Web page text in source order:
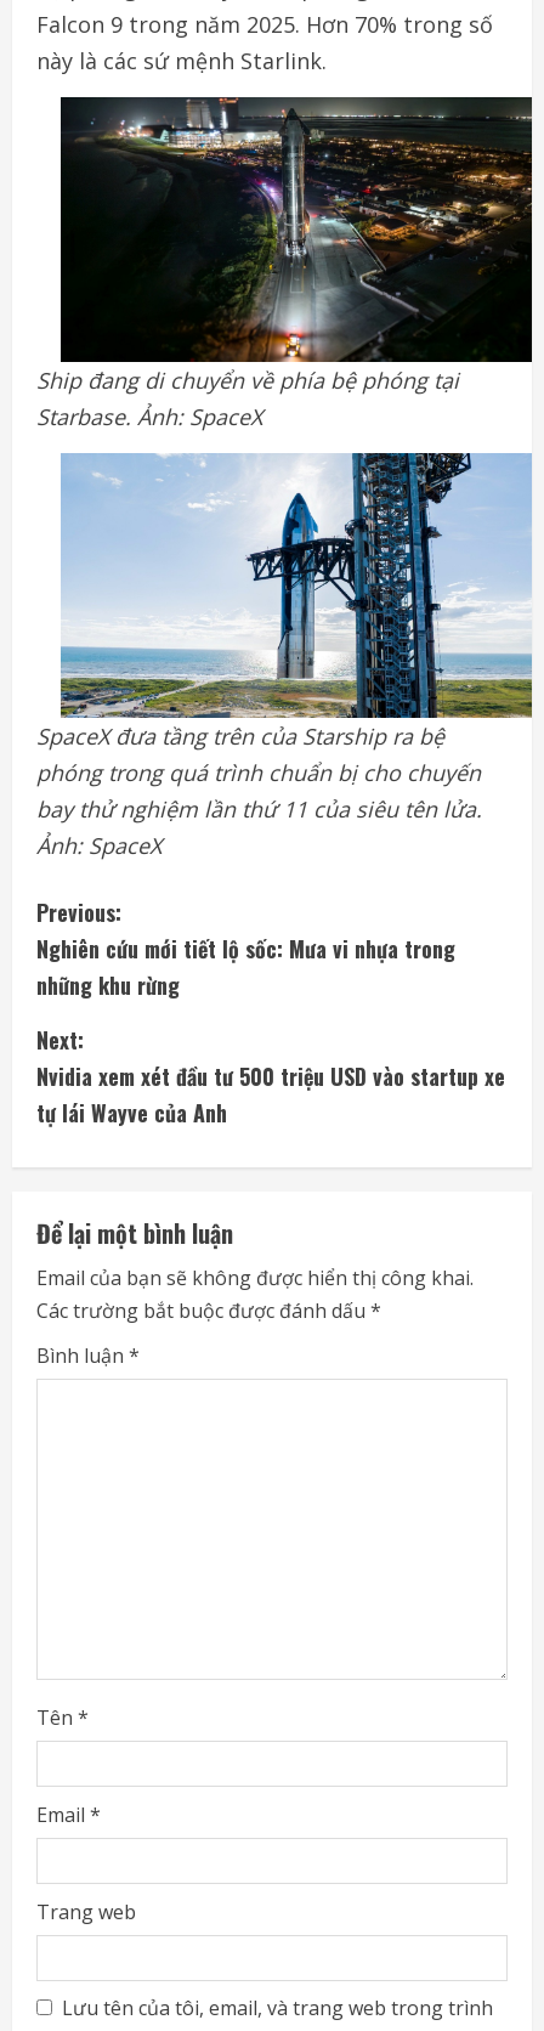
Falcon 9 trong năm 2025. Hơn 70% trong số
này là các sứ mệnh Starlink.
Ship đang di chuyển về phía bệ phóng tại
Starbase. Ảnh: SpaceX
SpaceX đưa tầng trên của Starship ra bệ
phóng trong quá trình chuẩn bị cho chuyến
bay thử nghiệm lần thứ 11 của siêu tên lửa.
Ảnh: SpaceX
C
o
n
t
i
n
u
e
R
e
Previous:
Nghiên cứu mới tiết lộ sốc: Mưa vi nhựa trong
những khu rừng
Next:
Nvidia xem xét đầu tư 500 triệu USD vào startup xe
tự lái Wayve của Anh
Để lại một bình luận
Email của bạn sẽ không được hiển thị công khai.
Các trường bắt buộc được đánh dấu *
Bình luận *
Tên *
Email *
Trang web
Lưu tên của tôi, email, và trang web trong trình